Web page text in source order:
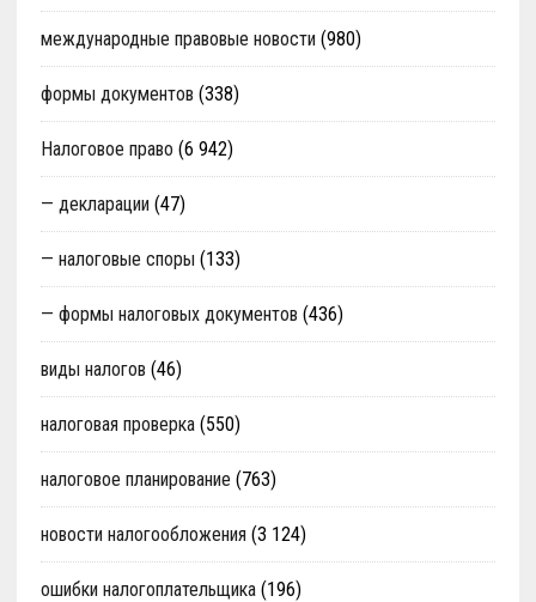
международные правовые новости (980)
формы документов (338)
Налоговое право (6 942)
— декларации (47)
— налоговые споры (133)
— формы налоговых документов (436)
виды налогов (46)
налоговая проверка(550)
налоговое планирование (763)
новости налогообложения (3 124)
ошибки налогоплательщика(196)